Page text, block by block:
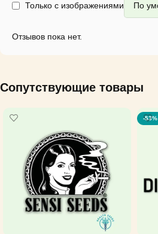
Только с изображениями
Отзывов пока нет.
Сопутствующие товары
-53%